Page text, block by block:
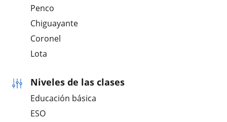
Penco
Chiguayante
Coronel
Lota
Niveles de las clases
Educación básica
ESO